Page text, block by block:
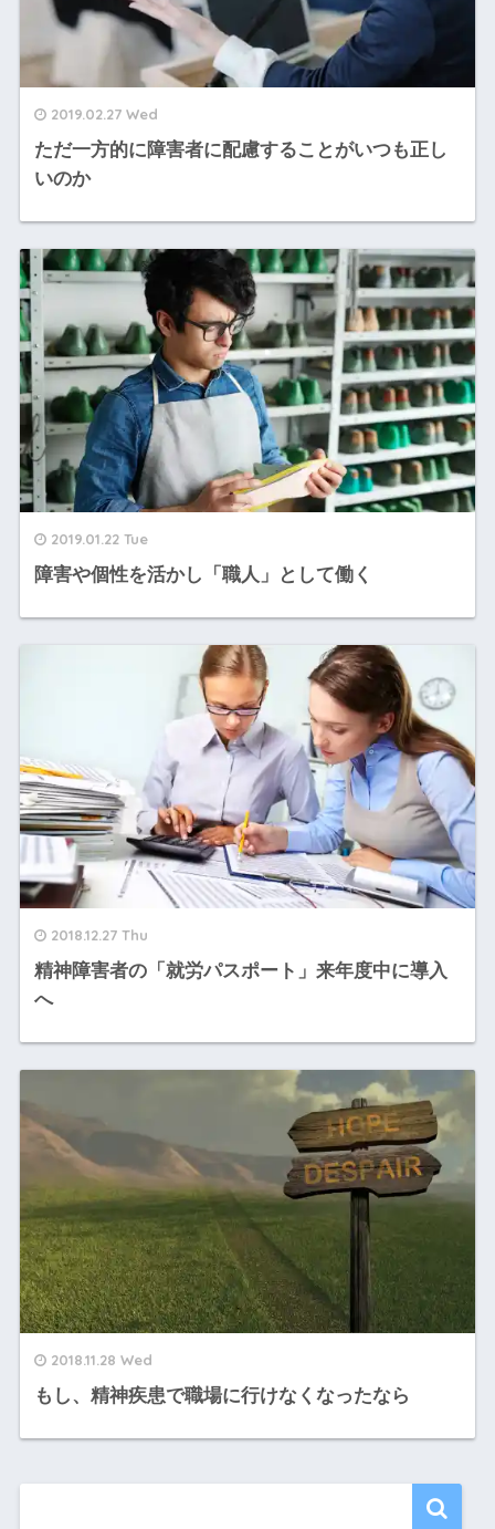
2019.02.27 Wed
ただ一方的に障害者に配慮することがいつも正し
いのか
2019.01.22 Tue
障害や個性を活かし「職人」として働く
2018.12.27 Thu
精神障害者の「就労パスポート」来年度中に導入
へ
2018.11.28 Wed
もし、精神疾患で職場に行けなくなったなら